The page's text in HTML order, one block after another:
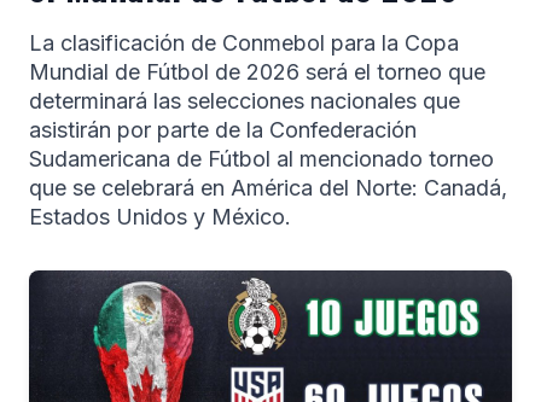
La clasificación de Conmebol para la Copa
Mundial de Fútbol de 2026 será el torneo que
determinará las selecciones nacionales que
asistirán por parte de la Confederación
Sudamericana de Fútbol al mencionado torneo
que se celebrará en América del Norte: Canadá,
Estados Unidos y México.